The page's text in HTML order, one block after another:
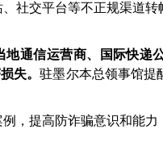
社交平台等不正规渠道
通信运营商、国际快递
失。驻墨尔本总领事馆提
提高防诈骗意识和能力